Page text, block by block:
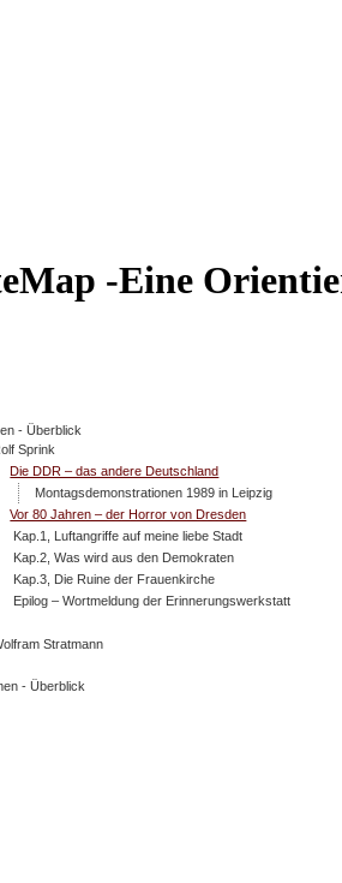
-Eine
- Überblick
Sprink
Die DDR – das andere Deutschland
Montagsdemonstrationen 1989 in Leipzig
Vor 80 Jahren – der Horror von Dresden
Kap.1, Luftangriffe auf meine liebe Stadt
Kap.2, Was wird aus den Demokraten
Kap.3, Die Ruine der Frauenkirche
Epilog – Wortmeldung der Erinnerungswerkstatt
Stratmann
- Überblick